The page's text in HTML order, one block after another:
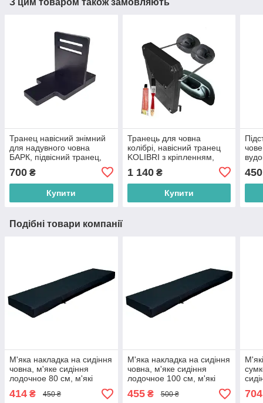
З цим товаром також замовляють
Транец навісний знімний
для надувного човна
БАРК, підвісний транец,
човна
700 ₴
Купити
Транець для човна
колібрі, навісний транец
KOLIBRI з кріпленням,
складаний
1 140₴
Купити
пвх
450
Подібні товари компанії
М'яка накладка на сидіння
човна, м'яке сидіння
лодочное 80 см, м'які
сидіння для човнів
80х20х5 см
414 ₴ 450 ₴
М'яка накладка на сидіння
човна, м'яке сидіння
лодочное 100 см, м'які
сидіння для човнів
100х20х5 см
455₴ 500 ₴
на
704